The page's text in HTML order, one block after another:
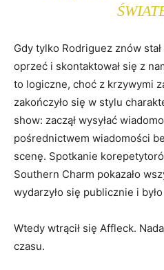
Gdy tylko Rodriguez znów
oprzeć i skontaktował się z
to logiczne, choć z krzywymi
zakończyło się w stylu
show: zaczął wysyłać
pośrednictwem wiadomości
scenę. Spotkanie
Southern Charm pokazało
wydarzyło się publicznie i
Wtedy wtrącił się Affleck.
czasu.